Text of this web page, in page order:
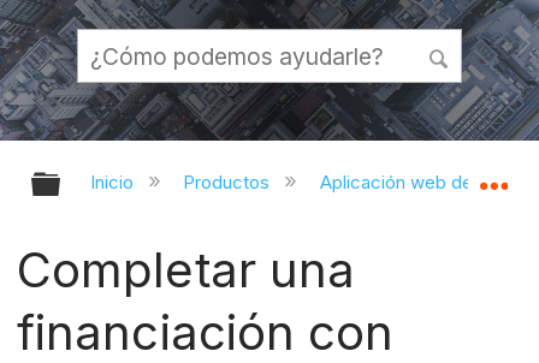
Expandir/contraer jerarquía global
Inicio Productos Aplicación web de
Completar una
financiación con